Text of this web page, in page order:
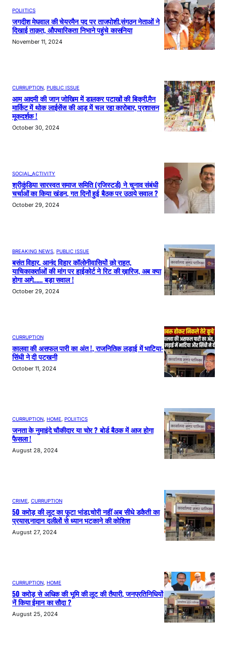
POLIITICS
जगदीश मेघवाल की चेयरमैन पद पर ताजपोशी,संगठन नेताओं ने
दिखाई ताक़त, औपचारिकता निभाने पहुंचे कासनिया
November 11, 2024
CURRUPTION PUBLIC ISSUE
आम आदमी की जान जोखिम में डालकर पटाखों की बिक्री,मैन
मार्किट में थोक लाईसेंस की आड़ में चल रहा कारोबार, प्रशासन
मूकदर्शक !
October 30, 2024
SOCIAL_ACTIVITY
श्रीकुंडिया सारस्वत समाज समिति (रजिस्टर्ड) ने चुनाव संबंधी
चर्चाओं का किया खंडन, गत दिनों हुई बैठक पर उठाये सवाल ?
October 29, 2024
BREAKING NEWS PUBLIC ISSUE
बसंत विहार, आनंद विहार कॉलोनीवासियों क़ो राहत,
याचिकाकर्ताओं की मांग पर हाईकोर्ट ने रिट की ख़ारिज, अब क्या
होगा आगे…… बड़ा सवाल !
October 29, 2024
CURRUPTION
कालवा की असफल पारी का अंत !, राजनितिक लड़ाई में भाटिया-
सिंधी ने दी पटखनी
October 11, 2024
CURRUPTION, HOME, POLIITICS
जनता के नुमाइंदे चौकीदार या चोर ? बोर्ड बैठक में आज होगा
फैसला !
August 28, 2024
CRIME, CURRUPTION
50 करोड़ की लूट का फूटा भांडा,चोरी नहीं अब सीधे डकैती का
प्रयास,नादान दलीलों से ध्यान भटकाने की कोशिश
August 27, 2024
CURRUPTION, HOME
50 करोड़ से अधिक की भूमि की लूट की तैयारी, जनप्रतिनिधियों
नें किया ईमान का सौदा ?
August 25, 2024